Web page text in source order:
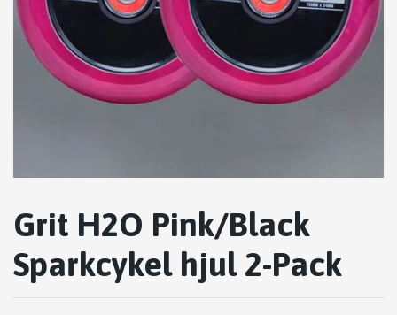
Grit H2O Pink/Black
Sparkcykel hjul 2-Pack